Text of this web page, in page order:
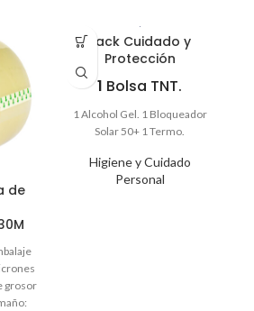
de
grosor
Pack Cuidado y
Protección
Higiene y Cuidado
Personal
1 Bolsa TNT.
1 Alcohol Gel. 1 Bloqueador
Solar 50+ 1 Termo.